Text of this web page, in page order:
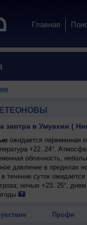
Главная
завтра в Умуахии (
ожидается переменная
+22..24°.
облачность,
давление в пределах
течение суток
ночью +23..25°,
Профи